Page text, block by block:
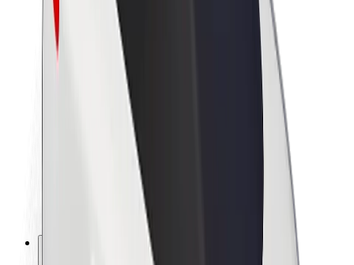
Nyhetsrom
Retningslinjer for varemerke
Investorrelasjoner